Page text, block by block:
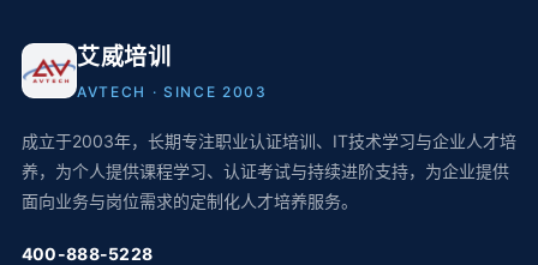
艾威培训
AVTECH · SINCE 2003
成立于2003年，长期专注职业认证培训、IT技术学习与企业人才培
养，为个人提供课程学习、认证考试与持续进阶支持，为企业提供
面向业务与岗位需求的定制化人才培养服务。
400-888-5228